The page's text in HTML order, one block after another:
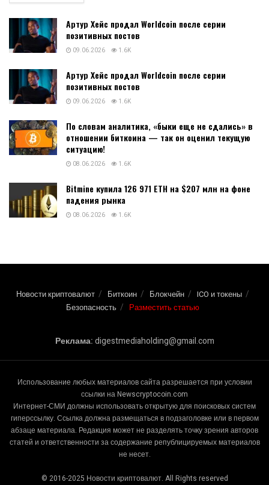
Артур Хейс продал Worldcoin после серии
позитивных постов
09.06.2026 1.6K
Артур Хейс продал Worldcoin после серии
позитивных постов
09.06.2026 1.6K
По словам аналитика, «быки еще не сдались» в
отношении биткоина — так он оценил текущую
ситуацию!
08.06.2026 1.6K
Bitmine купила 126 971 ETH на $207 млн на фоне
падения рынка
08.06.2026 1.6K
Новости криптовалют Биткоин Блокчейн
ICO и токены
Безопасность
Разместить статью
Реклама:digestmediaholding@gmail.com
Использование любых материалов сайта разрешается при условии
ссылки на Newscryptocoin.com
Интернет-СМИ должны использовать открытую для поисковых систем
гиперссылку. Ссылка должна размещаться в подзаголовке или в первом
абзаце материала. Редакция может не разделять точку зрения авторов
статей и ответственности за содержание републицируемых материалов
не несет.
© 2016-2025 Новости криптовалют. All Rights reserved